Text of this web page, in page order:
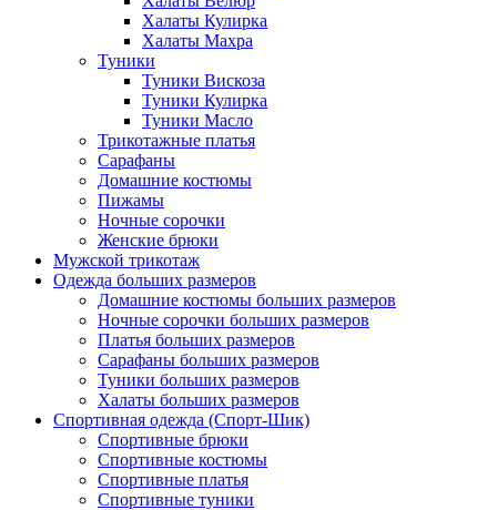
Халаты Кулирка
Халаты Махра
Туники
Туники Вискоза
Туники Кулирка
Туники Масло
Трикотажные платья
Сарафаны
Домашние костюмы
Пижамы
Ночные сорочки
Женские брюки
Мужской трикотаж
Одежда больших размеров
Домашние костюмы больших размеров
Ночные сорочки больших размеров
Платья больших размеров
Сарафаны больших размеров
Туники больших размеров
Халаты больших размеров
Спортивная одежда (Спорт-Шик)
Спортивные брюки
Спортивные костюмы
Спортивные платья
Спортивные туники